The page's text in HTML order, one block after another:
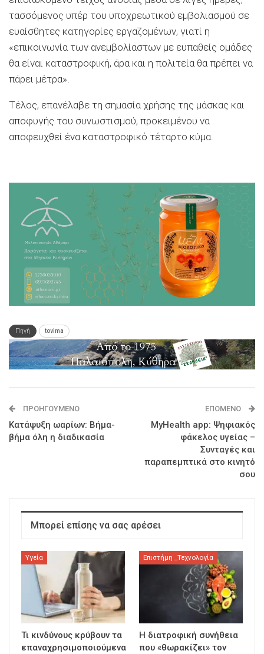
τασσόμενος υπέρ του υποχρεωτικού εμβολιασμού σε
ευαίσθητες κατηγορίες εργαζομένων, γιατί η
«επικοινωνία των ανεμβολίαστων με ευπαθείς ομάδες
θα είναι καταστροφική, άρα και η πολιτεία θα πρέπει να
πάρει μέτρα».
Τέλος, επανέλαβε τη σημασία χρήσης της μάσκας και
αποφυγής του συνωστισμού, προκειμένου να
αποφευχθεί ένα καταστροφικό τέταρτο κύμα.
Πηγή tovima
ΠΡΟΗΓΟΎΜΕΝΟ
Κατάψυξη ωαρίων: Βήμα-
βήμα όλη η διαδικασία
ΕΠΌΜΕΝΟ
MyHealth app: Ψηφιακός
φάκελος υγείας –
Συνταγές και
παραπεμπτικά στο κινητό
σου
Μπορεί επίσης να σας αρέσει
Υγεία
Τι κινδύνους κρύβουν τα
επαναχρησιμοποιούμενα
Επιστήμη _Τεχνολογία
Η διατροφική συνήθεια
που «θωρακίζει» τον